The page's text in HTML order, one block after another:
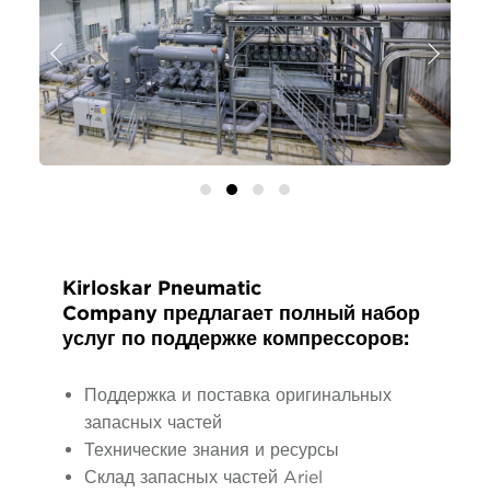
Назад Далее
Kirloskar Pneumatic
Company предлагает полный набор
услуг по поддержке компрессоров:
Поддержка и поставка оригинальных
запасных частей
Технические знания и ресурсы
Склад запасных частей Ariel